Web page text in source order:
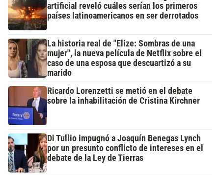
artificial reveló cuáles serían los primeros
países latinoamericanos en ser derrotados
La historia real de "Elize: Sombras de una
mujer", la nueva película de Netflix sobre el
caso de una esposa que descuartizó a su
marido
Ricardo Lorenzetti se metió en el debate
sobre la inhabilitación de Cristina Kirchner
Di Tullio impugnó a Joaquín Benegas Lynch
por un presunto conflicto de intereses en el
debate de la Ley de Tierras